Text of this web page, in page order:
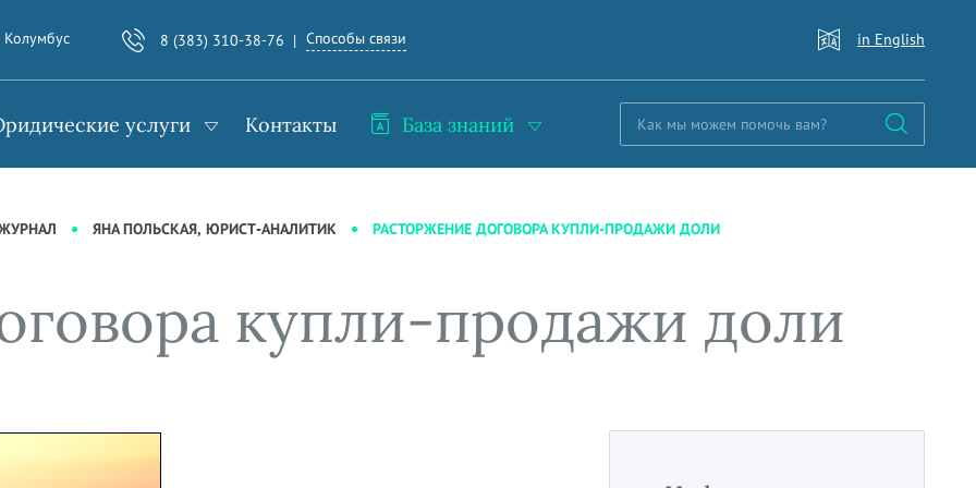
Колумбус 8 (383) 310-38-76 Способы связи in English
услуги Контакты База знаний
ЯНА ПОЛЬСКАЯ, ЮРИСТ-АНАЛИТИК РАСТОРЖЕНИЕ ДОГОВОРА КУПЛИ-ПРОДАЖИ ДОЛИ
купли-продажи доли